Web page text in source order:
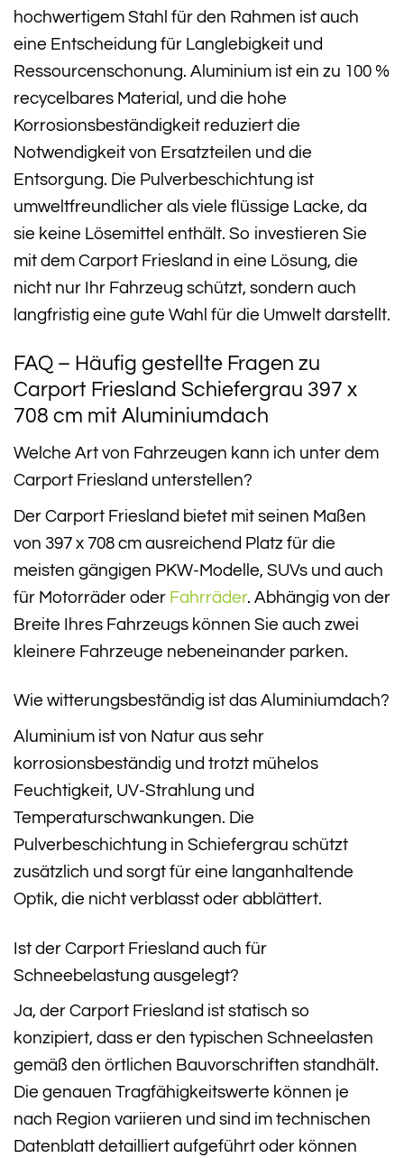
hochwertigem Stahl für den Rahmen ist auch
eine Entscheidung für Langlebigkeit und
Ressourcenschonung. Aluminium ist ein zu 100 %
recycelbares Material, und die hohe
Korrosionsbeständigkeit reduziert die
Notwendigkeit von Ersatzteilen und die
Entsorgung. Die Pulverbeschichtung ist
umweltfreundlicher als viele flüssige Lacke, da
sie keine Lösemittel enthält. So investieren Sie
mit dem Carport Friesland in eine Lösung, die
nicht nur Ihr Fahrzeug schützt, sondern auch
langfristig eine gute Wahl für die Umwelt darstellt.
FAQ – Häufig gestellte Fragen zu
Carport Friesland Schiefergrau 397 x
708 cm mit Aluminiumdach
Welche Art von Fahrzeugen kann ich unter dem
Carport Friesland unterstellen?
Der Carport Friesland bietet mit seinen Maßen
von 397 x 708 cm ausreichend Platz für die
meisten gängigen PKW-Modelle, SUVs und auch
für Motorräder oder Fahrräder. Abhängig von der
Breite Ihres Fahrzeugs können Sie auch zwei
kleinere Fahrzeuge nebeneinander parken.
Wie witterungsbeständig ist das Aluminiumdach?
Aluminium ist von Natur aus sehr
korrosionsbeständig und trotzt mühelos
Feuchtigkeit, UV-Strahlung und
Temperaturschwankungen. Die
Pulverbeschichtung in Schiefergrau schützt
zusätzlich und sorgt für eine langanhaltende
Optik, die nicht verblasst oder abblättert.
Ist der Carport Friesland auch für
Schneebelastung ausgelegt?
Ja, der Carport Friesland ist statisch so
konzipiert, dass er den typischen Schneelasten
gemäß den örtlichen Bauvorschriften standhält.
Die genauen Tragfähigkeitswerte können je
nach Region variieren und sind im technischen
Datenblatt detailliert aufgeführt oder können